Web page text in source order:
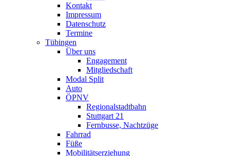
Kontakt
Impressum
Datenschutz
Termine
Tübingen
Über uns
Engagement
Mitgliedschaft
Modal Split
Auto
ÖPNV
Regionalstadtbahn
Stuttgart 21
Fernbusse, Nachtzüge
Fahrrad
Füße
Mobilitätserziehung